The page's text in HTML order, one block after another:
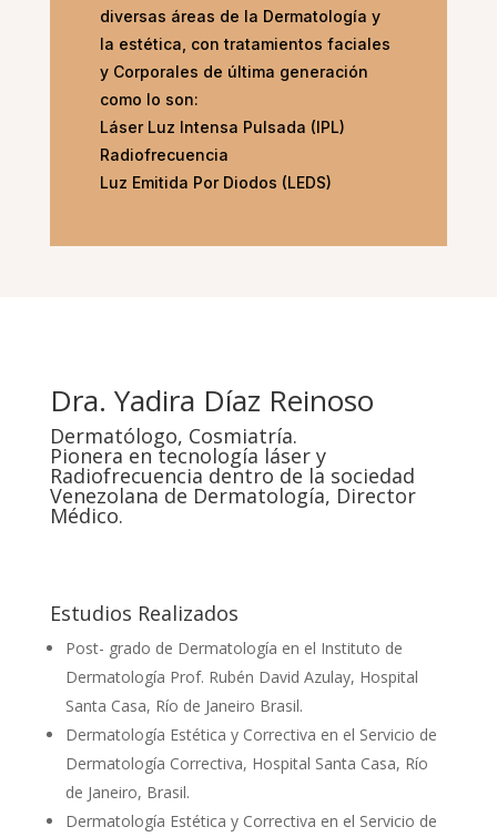
diversas áreas de la Dermatología y
la estética, con tratamientos faciales
y Corporales de última generación
como lo son:
Láser Luz Intensa Pulsada (IPL)
Radiofrecuencia
Luz Emitida Por Diodos (LEDS)
Dra. Yadira Díaz Reinoso
Dermatólogo, Cosmiatría.
Pionera en tecnología láser y
Radiofrecuencia dentro de la sociedad
Venezolana de Dermatología, Director
Médico.
Estudios Realizados
Post- grado de Dermatología en el Instituto de
Dermatología Prof. Rubén David Azulay, Hospital
Santa Casa, Río de Janeiro Brasil.
Dermatología Estética y Correctiva en el Servicio de
Dermatología Correctiva, Hospital Santa Casa, Río
de Janeiro, Brasil.
Dermatología Estética y Correctiva en el Servicio de